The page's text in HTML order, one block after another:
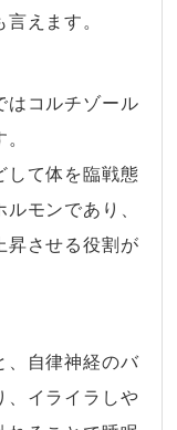
えます。
はコルチゾール
して体を臨戦態
モンであり、
昇させる役割が
、自律神経のバ
、イライラしや